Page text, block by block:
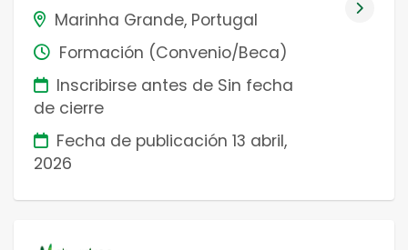
Marinha Grande, Portugal
Formación (Convenio/Beca)
Inscribirse antes de Sin fecha
de cierre
Fecha de publicación13 abril,
2026